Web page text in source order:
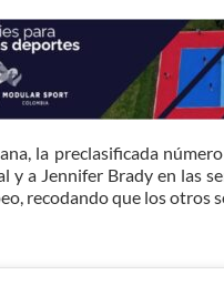
la preclasificada
y a Jennifer Brady en las
recodando que los otros